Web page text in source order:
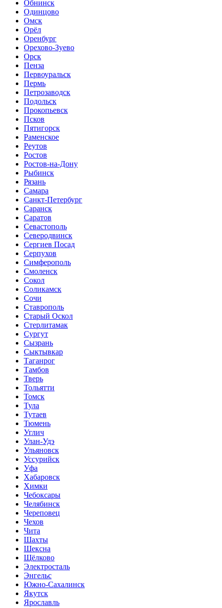
Обнинск
Одинцово
Омск
Орёл
Оренбург
Орехово-Зуево
Орск
Пенза
Первоуральск
Пермь
Петрозаводск
Подольск
Прокопьевск
Псков
Пятигорск
Раменское
Реутов
Ростов
Ростов-на-Дону
Рыбинск
Рязань
Самара
Санкт-Петербург
Саранск
Саратов
Севастополь
Северодвинск
Сергиев Посад
Серпухов
Симферополь
Смоленск
Сокол
Соликамск
Сочи
Ставрополь
Старый Оскол
Стерлитамак
Сургут
Сызрань
Сыктывкар
Таганрог
Тамбов
Тверь
Тольятти
Томск
Тула
Тутаев
Тюмень
Углич
Улан-Удэ
Ульяновск
Уссурийск
Уфа
Хабаровск
Химки
Чебоксары
Челябинск
Череповец
Чехов
Чита
Шахты
Шексна
Щёлково
Электросталь
Энгельс
Южно-Сахалинск
Якутск
Ярославль